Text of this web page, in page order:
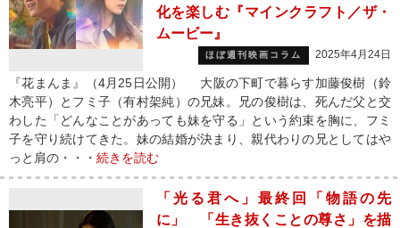
化を楽しむ『マインクラフト／ザ・
ムービー』
ほぼ週刊映画コラム 2025年4月24日
『花まんま』（4月25日公開） 大阪の下町で暮らす加藤俊樹（鈴
木亮平）とフミ子（有村架純）の兄妹。兄の俊樹は、死んだ父と交
わした「どんなことがあっても妹を守る」という約束を胸に、フミ
子を守り続けてきた。妹の結婚が決まり、親代わりの兄としてはや
っと肩の・・・ 続きを読む
「光る君へ」最終回「物語の先
に」 「生き抜くことの尊さ」を描